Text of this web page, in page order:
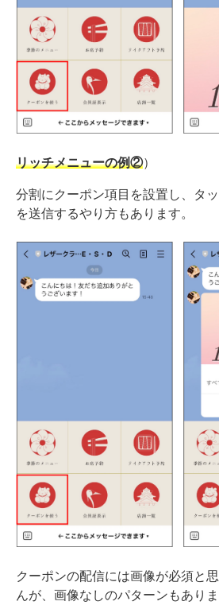
リッチメニューの例②）
分割にクーポン項目を設置し、タ
を送信するやり方もあります。
クーポンの配信には画像が必須と
んが、画像なしのパターンもありま